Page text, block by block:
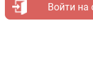
Войти на